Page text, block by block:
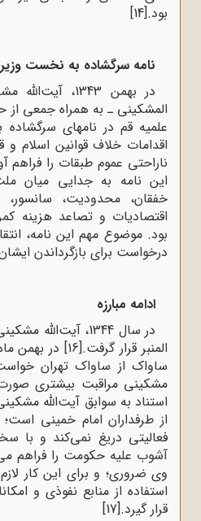
بود.[14]
نامه سرگشاده به نخست وزیر
در بهمن 1343،
المشکینی ـ به همراه جمعی
علمیه قم در نامه‍ای
اقدامات خلاف قوانین اسلام
ناراحتی عموم طبقات را فراهم
این نامه به جدایی میان
خفقان، محدودیت،
اقتصادیات و تصاعد هزینه
بود. موضوع مهم این نامه،
درخواست برای بازگرداندن
ادامه مبارزه
در سال 1344،
المنبر قرار گرفت.[16]در بهمن
ساواک از ساواک تهران
مشکینی مراقبت بیشتری صورت
استناد به سوابق آیت‌الله
از طرفداران امام خمینی است؛
فعالیتی دریغ نمی‌کند و با
آشوب علیه حکومت را فراهم
وی ضروری؛ و برای این کار
استفاده از منابع نفوذی و
قرار گیرد.[17]